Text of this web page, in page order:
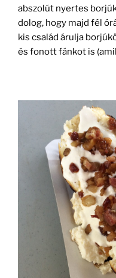
abszolút nyertes
dolog, hogy majd fél
kis család árulja
és fonott fánkot is